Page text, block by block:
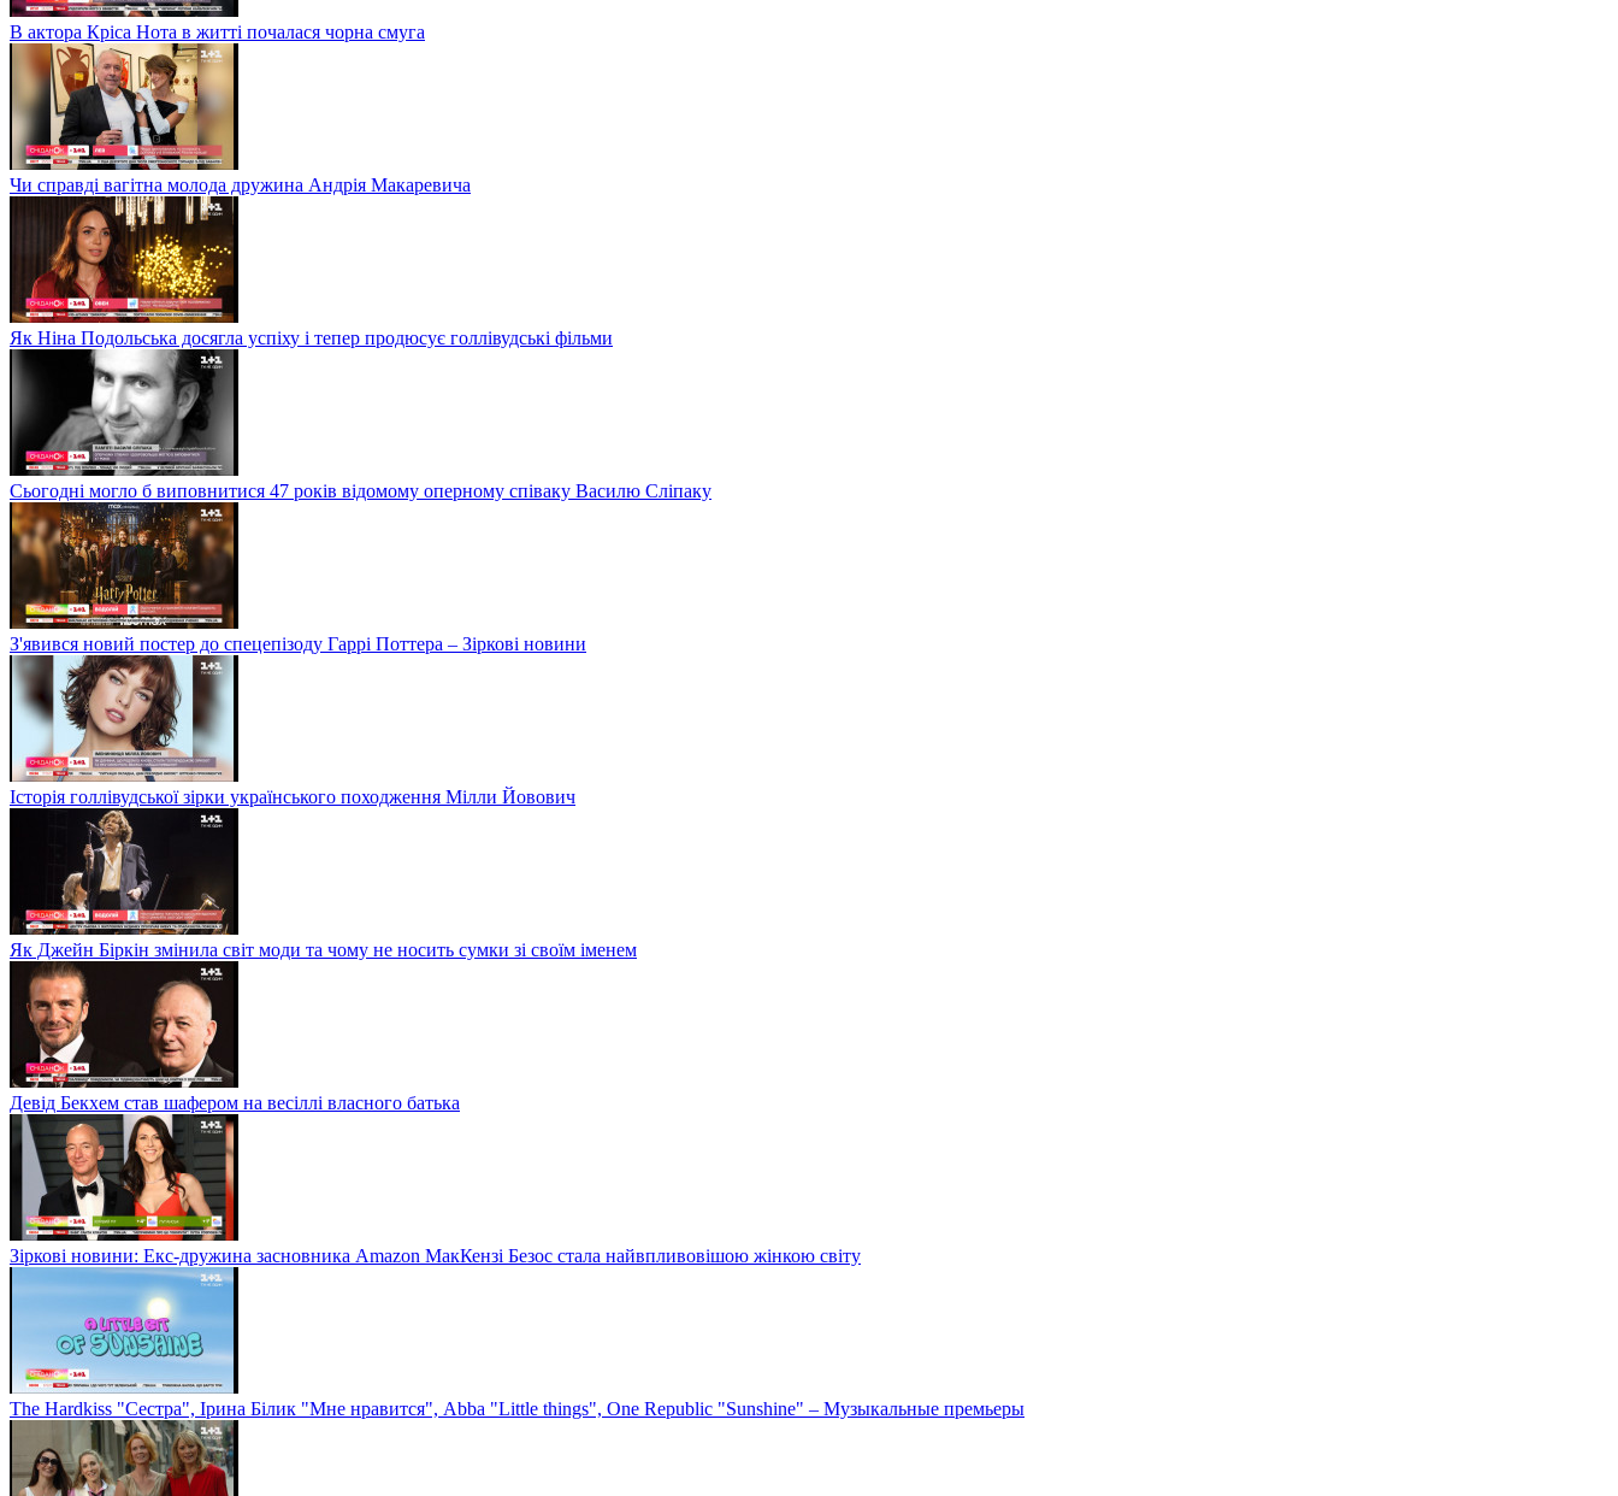
В актора Кріса Нота в житті почалася чорна смуга
Чи справді вагітна молода дружина Андрія Макаревича
Як Ніна Подольська досягла успіху і тепер продюсує голлівудські фільми
Сьогодні могло б виповнитися 47 років відомому оперному співаку Василю Сліпаку
З'явився новий постер до спецепізоду Гаррі Поттера – Зіркові новини
Історія голлівудської зірки українського походження Мілли Йовович
Як Джейн Біркін змінила світ моди та чому не носить сумки зі своїм іменем
Девід Бекхем став шафером на весіллі власного батька
Зіркові новини: Екс-дружина засновника Amazon МакКензі Безос стала найвпливовішою жінкою світу
The Hardkiss "Сестра", Ірина Білик "Мне нравится", Abba "Little things", One Republic "Sunshine" – Музыкальные премьеры